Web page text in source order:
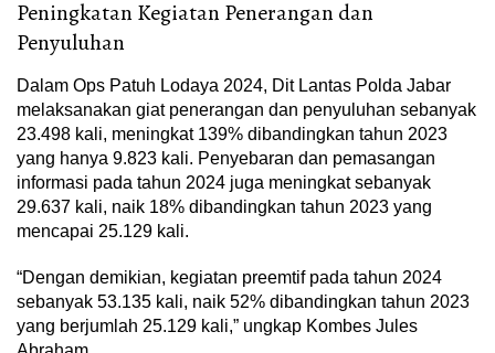
Peningkatan Kegiatan Penerangan dan
Penyuluhan
Dalam Ops Patuh Lodaya 2024, Dit Lantas Polda Jabar
melaksanakan giat penerangan dan penyuluhan sebanyak
23.498 kali, meningkat 139% dibandingkan tahun 2023
yang hanya 9.823 kali. Penyebaran dan pemasangan
informasi pada tahun 2024 juga meningkat sebanyak
29.637 kali, naik 18% dibandingkan tahun 2023 yang
mencapai 25.129 kali.
“Dengan demikian, kegiatan preemtif pada tahun 2024
sebanyak 53.135 kali, naik 52% dibandingkan tahun 2023
yang berjumlah 25.129 kali,” ungkap Kombes Jules